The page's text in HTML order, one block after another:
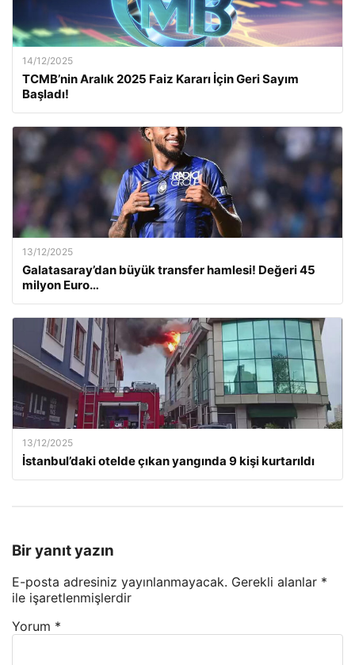
14/12/2025
TCMB’nin Aralık 2025 Faiz Kararı İçin Geri Sayım
Başladı!
13/12/2025
Galatasaray’dan büyük transfer hamlesi! Değeri 45
milyon Euro…
13/12/2025
İstanbul’daki otelde çıkan yangında 9 kişi kurtarıldı
Bir yanıt yazın
E-posta adresiniz yayınlanmayacak. Gerekli alanlar *
ile işaretlenmişlerdir
Yorum *